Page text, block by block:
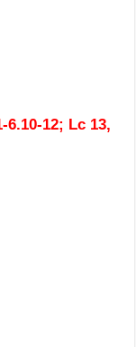
6.10-12; Lc 13,